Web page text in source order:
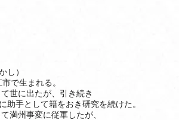
し）
で生まれる。
世に出たが、引き続き
助手として籍をおき研究を続けた。
満州事変に従軍したが、